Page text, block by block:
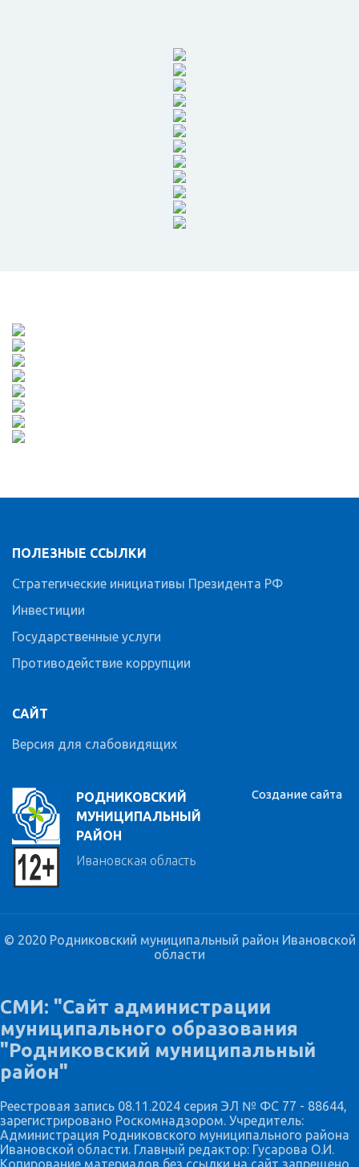
РОДНИКОВСКИЙ
МУНИЦИПАЛЬНЫЙ
РАЙОН
Ивановская область
ПОЛЕЗНЫЕ ССЫЛКИ
Стратегические инициативы Президента РФ
Инвестиции
Государственные услуги
Противодействие коррупции
САЙТ
Версия для слабовидящих
Создание сайта
© 2020 Родниковский муниципальный район Ивановской
области
СМИ: "Сайт администрации
муниципального образования
"Родниковский муниципальный
район"
Реестровая запись 08.11.2024 серия ЭЛ № ФС 77 - 88644,
зарегистрировано Роскомнадзором. Учредитель:
Администрация Родниковского муниципального района
Ивановской области. Главный редактор: Гусарова О.И.
Копирование материалов без ссылки на сайт запрещено